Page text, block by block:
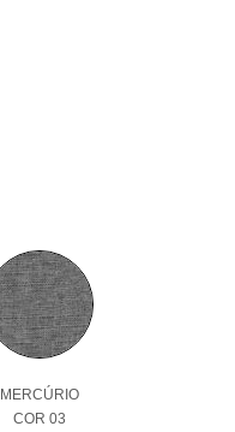
MERCÚRIO
COR 03